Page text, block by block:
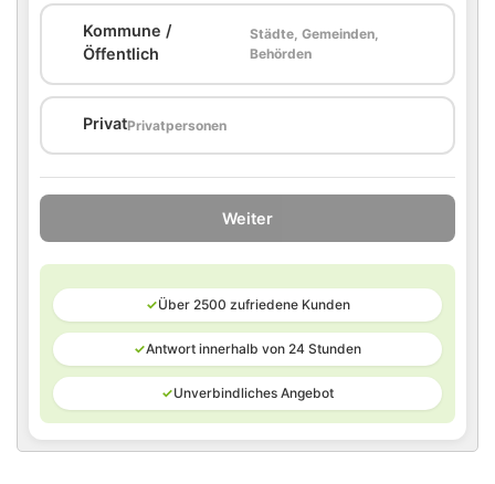
Kommune /
Öffentlich
Städte, Gemeinden,
Behörden
PrivatPrivatpersonen
Weiter
✓Über 2500 zufriedene Kunden
✓Antwort innerhalb von 24 Stunden
✓Unverbindliches Angebot